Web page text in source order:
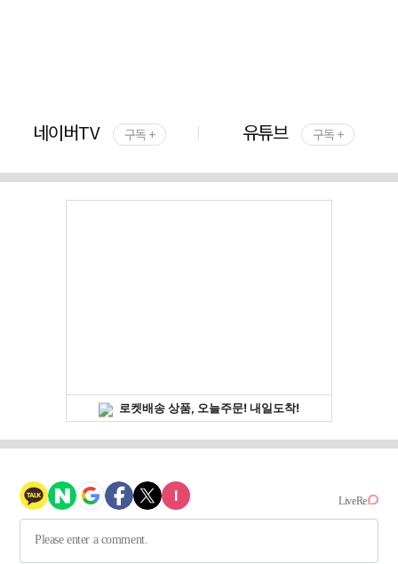
네이버TV 구독 + 유튜브 구독 +